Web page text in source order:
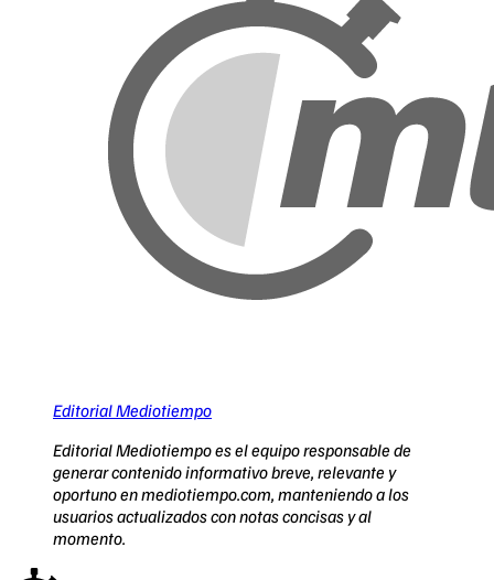
Editorial Mediotiempo
Editorial Mediotiempo es el equipo responsable de
generar contenido informativo breve, relevante y
oportuno en mediotiempo.com, manteniendo a los
usuarios actualizados con notas concisas y al
momento.